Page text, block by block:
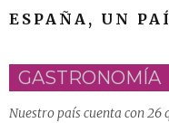
ESPAÑA, UN
GASTRONOMÍA
Nuestro país cuenta con 26